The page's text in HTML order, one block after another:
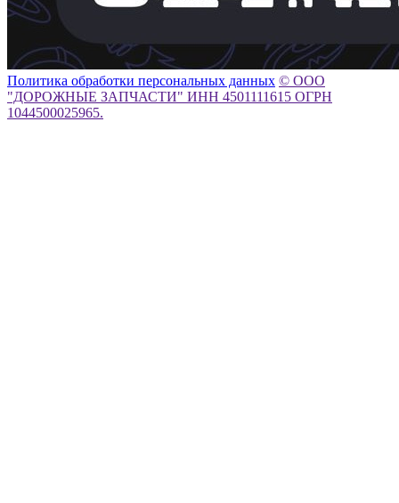
Политика обработки персональных данных © ООО
"ДОРОЖНЫЕ ЗАПЧАСТИ" ИНН 4501111615 ОГРН
1044500025965.